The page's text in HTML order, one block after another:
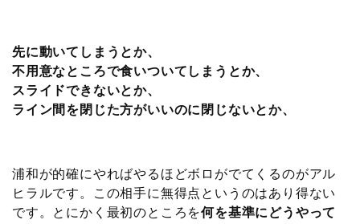
先に動いてしまうとか、
不用意なところで食いついてしまうとか、
スライドできないとか、
ライン間を閉じた方がいいのに閉じないとか、
浦和が的確にやればやるほどボロがでてくるのがアル
ヒラルです。この相手に無得点というのはあり得ない
です。とにかく最初のところを何を基準にどうやって